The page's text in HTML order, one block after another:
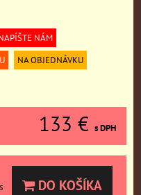
NÁM
NA OBJEDNÁVKU
133 € s DPH
DO KOŠÍKA